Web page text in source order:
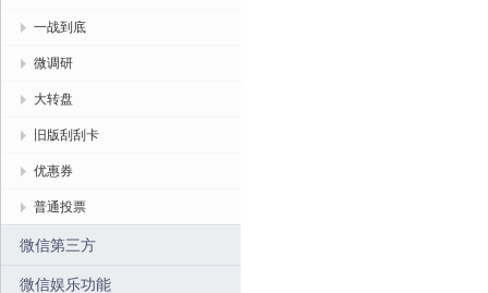
一战到底
微调研
大转盘
旧版刮刮卡
优惠券
普通投票
微信第三方
微信娱乐功能